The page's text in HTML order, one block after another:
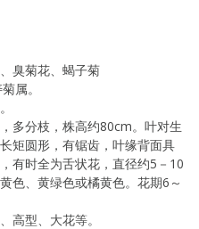
臭菊花、蝎子菊
属。
多分枝，株高约80cm。叶对生
矩圆形，有锯齿，叶缘背面具
有时全为舌状花，直径约5－10
色、黄绿色或橘黄色。花期6～
型、大花等。